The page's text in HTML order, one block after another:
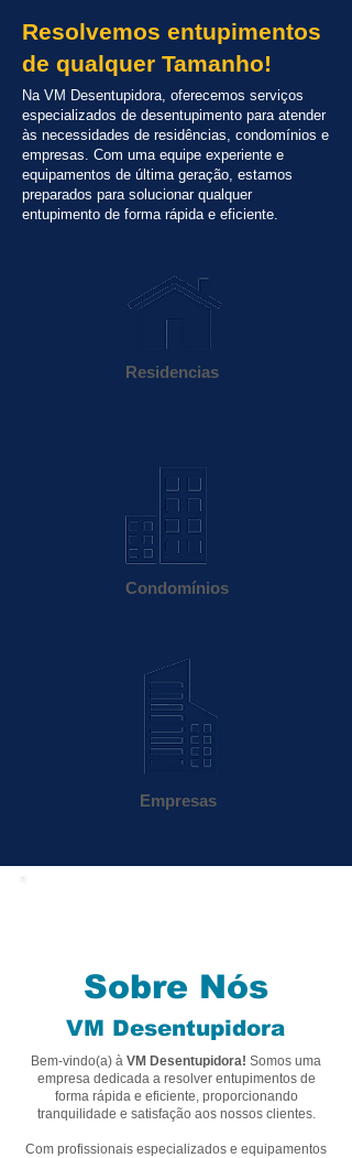
Resolvemos entupimentos
de qualquer Tamanho!
Na VM Desentupidora, oferecemos serviços
especializados de desentupimento para atender
às necessidades de residências, condomínios e
empresas. Com uma equipe experiente e
equipamentos de última geração, estamos
preparados para solucionar qualquer
entupimento de forma rápida e eficiente.
Residencias
Condomínios
Empresas
Sobre Nós
VM Desentupidora
Bem-vindo(a) à VM Desentupidora! Somos uma
empresa dedicada a resolver entupimentos de
forma rápida e eficiente, proporcionando
tranquilidade e satisfação aos nossos clientes.
Com profissionais especializados e equipamentos